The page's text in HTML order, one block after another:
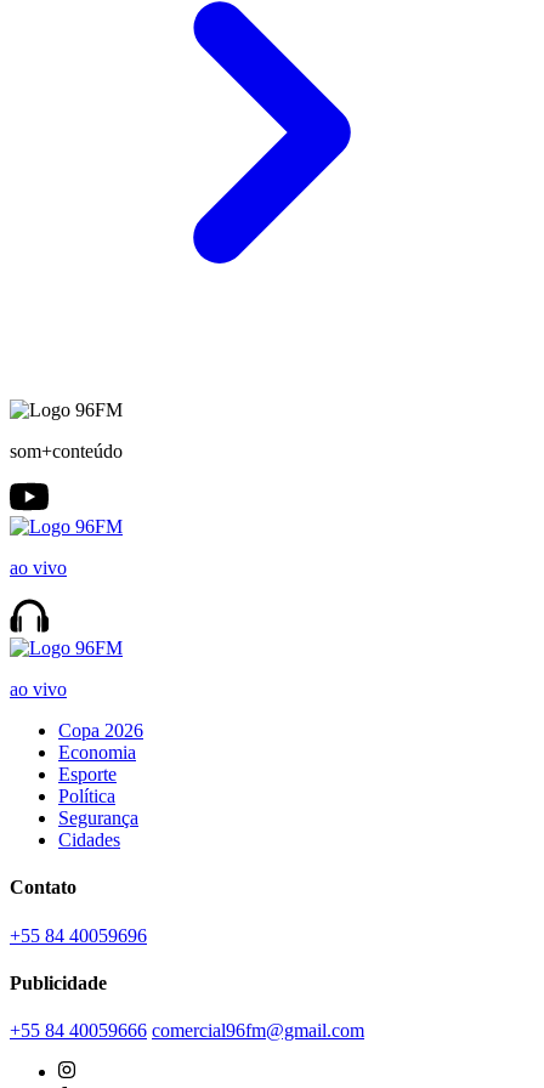
som+conteúdo
ao vivo
ao vivo
Copa 2026
Economia
Esporte
Política
Segurança
Cidades
Contato
+55 84 40059696
Publicidade
+55 84 40059666 comercial96fm@gmail.com